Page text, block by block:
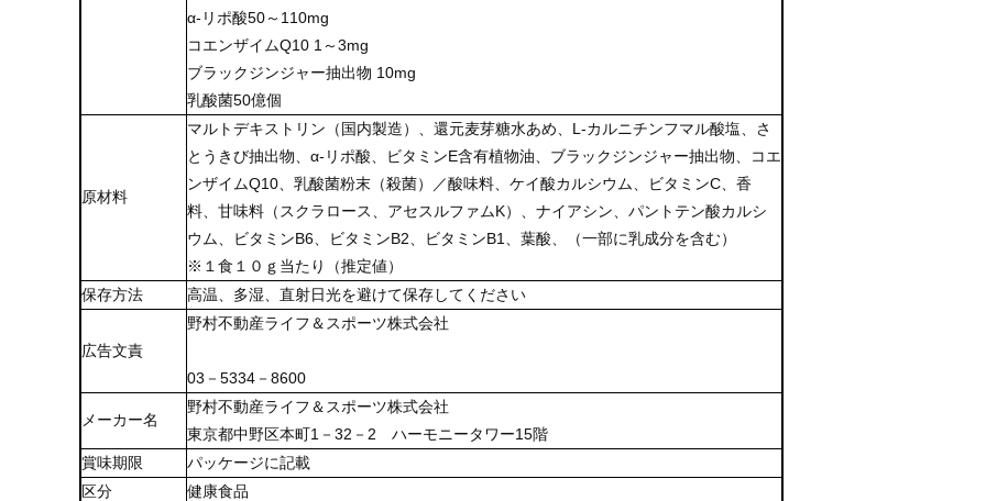
α-リポ酸50～110mg
コエンザイムQ10 1～3mg
ブラックジンジャー抽出物 10mg
乳酸菌50億個
原材料
マルトデキストリン（国内製造）、還元麦芽糖水あめ、L-カルニチンフマル酸塩、さ
とうきび抽出物、α-リポ酸、ビタミンE含有植物油、ブラックジンジャー抽出物、コエ
ンザイムQ10、乳酸菌粉末（殺菌）／酸味料、ケイ酸カルシウム、ビタミンC、香
料、甘味料（スクラロース、アセスルファムK）、ナイアシン、パントテン酸カルシ
ウム、ビタミンB6、ビタミンB2、ビタミンB1、葉酸、（一部に乳成分を含む）
※１食１０ｇ当たり（推定値）
保存方法
高温、多湿、直射日光を避けて保存してください
広告文責
野村不動産ライフ＆スポーツ株式会社
03－5334－8600
メーカー名
野村不動産ライフ＆スポーツ株式会社
東京都中野区本町1－32－2 ハーモニータワー15階
賞味期限
パッケージに記載
区分
健康食品